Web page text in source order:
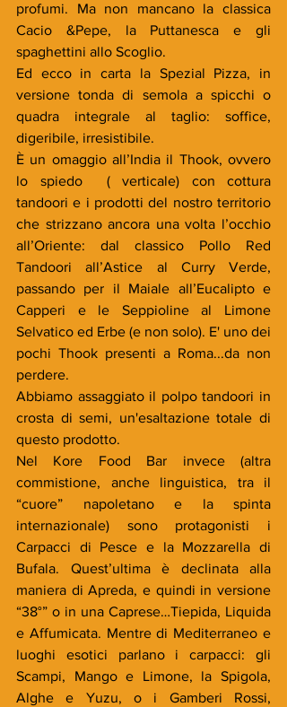
profumi. Ma non mancano la classica
Cacio &Pepe, la Puttanesca e gli
spaghettini allo Scoglio.
Ed ecco in carta la Spezial Pizza, in
versione tonda di semola a spicchi o
quadra integrale al taglio: soffice,
digeribile, irresistibile.
È un omaggio all’India il Thook, ovvero
lo spiedo  ( verticale) con cottura
tandoori e i prodotti del nostro territorio
che strizzano ancora una volta l’occhio
all’Oriente: dal classico Pollo Red
Tandoori all’Astice al Curry Verde,
passando per il Maiale all’Eucalipto e
Capperi e le Seppioline al Limone
Selvatico ed Erbe (e non solo). E' uno dei
pochi Thook presenti a Roma...da non
perdere.
Abbiamo assaggiato il polpo tandoori in
crosta di semi, un'esaltazione totale di
questo prodotto.
Nel Kore Food Bar invece (altra
commistione, anche linguistica, tra il
“cuore” napoletano e la spinta
internazionale) sono protagonisti i
Carpacci di Pesce e la Mozzarella di
Bufala. Quest’ultima è declinata alla
maniera di Apreda, e quindi in versione
“38°” o in una Caprese…Tiepida, Liquida
e Affumicata. Mentre di Mediterraneo e
luoghi esotici parlano i carpacci: gli
Scampi, Mango e Limone, la Spigola,
Alghe e Yuzu, o i Gamberi Rossi,